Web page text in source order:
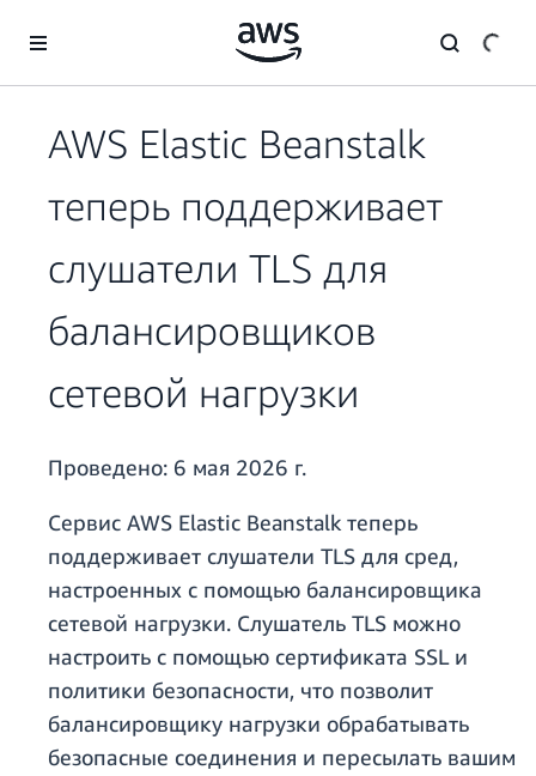
Перейти к главному контенту
AWS Elastic Beanstalk
теперь поддерживает
слушатели TLS для
балансировщиков
сетевой нагрузки
Проведено: 6 мая 2026 г.
Сервис AWS Elastic Beanstalk теперь
поддерживает слушатели TLS для сред,
настроенных с помощью балансировщика
сетевой нагрузки. Слушатель TLS можно
настроить с помощью сертификата SSL и
политики безопасности, что позволит
балансировщику нагрузки обрабатывать
безопасные соединения и пересылать вашим